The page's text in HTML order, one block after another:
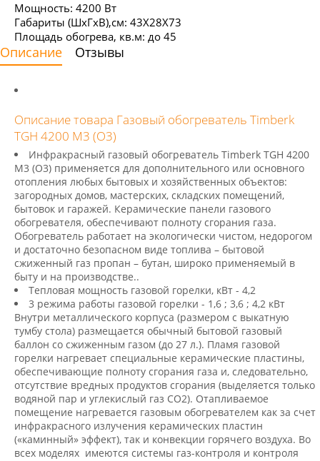
Мощность: 4200 Вт
Габариты (ШхГхВ),см: 43Х28Х73
Площадь обогрева, кв.м: до 45
Описание Отзывы
Описание товара Газовый обогреватель Timberk
TGH 4200 M3 (О3)
Инфракрасный газовый обогреватель Timberk TGH 4200
M3 (О3) применяется для дополнительного или основного
отопления любых бытовых и хозяйственных объектов:
загородных домов, мастерских, складских помещений,
бытовок и гаражей. Керамические панели газового
обогревателя, обеспечивают полноту сгорания газа.
Обогреватель работает на экологически чистом, недорогом
и достаточно безопасном виде топлива – бытовой
сжиженный газ пропан – бутан, широко применяемый в
быту и на производстве..
Тепловая мощность газовой горелки, кВт - 4,2
3 режима работы газовой горелки - 1,6 ; 3,6 ; 4,2 кВт
Внутри металлического корпуса (размером с выкатную
тумбу стола) размещается обычный бытовой газовый
баллон со сжиженным газом (до 27 л.). Пламя газовой
горелки нагревает специальные керамические пластины,
обеспечивающие полноту сгорания газа и, следовательно,
отсутствие вредных продуктов сгорания (выделяется только
водяной пар и углекислый газ CO2). Отапливаемое
помещение нагревается газовым обогревателем как за счет
инфракрасного излучения керамических пластин
(«каминный» эффект), так и конвекции горячего воздуха. Во
всех моделях имеются системы газ-контроля и контроля